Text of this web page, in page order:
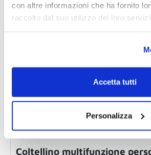
con altre informazioni che ha fornito
raccolto dal suo utilizzo dei loro servizi.
Accetta tutti
Personalizza
Coltellino multifunzione